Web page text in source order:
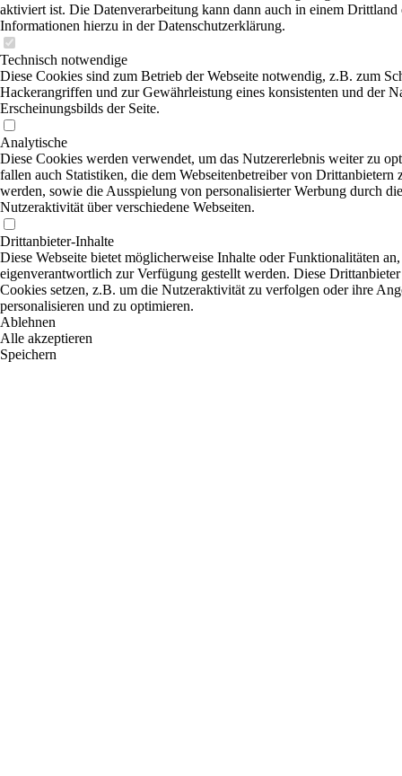
aktiviert ist. Die Datenverarbeitung kann dann auch in einem Drittland
Informationen hierzu in der Datenschutzerklärung.
Technisch notwendige
Diese Cookies sind zum Betrieb der Webseite notwendig, z.B. zum
Hackerangriffen und zur Gewährleistung eines konsistenten und der
Erscheinungsbilds der Seite.
Analytische
Diese Cookies werden verwendet, um das Nutzererlebnis weiter zu
fallen auch Statistiken, die dem Webseitenbetreiber von Drittanbietern
werden, sowie die Ausspielung von personalisierter Werbung durch
Nutzeraktivität über verschiedene Webseiten.
Drittanbieter-Inhalte
Diese Webseite bietet möglicherweise Inhalte oder Funktionalitäten
eigenverantwortlich zur Verfügung gestellt werden. Diese
Cookies setzen, z.B. um die Nutzeraktivität zu verfolgen oder ihre
personalisieren und zu optimieren.
Ablehnen
Alle akzeptieren
Speichern